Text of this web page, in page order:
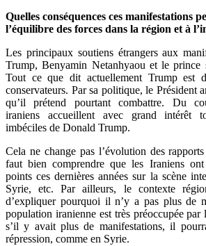
Quelles conséquences ces manifestations
l’équilibre des forces dans la région et à
Les principaux soutiens étrangers aux
Trump, Benyamin Netanhyaou et le prince
Tout ce que dit actuellement Trump est
conservateurs. Par sa politique, le Président
qu’il prétend pourtant combattre. Du
iraniens accueillent avec grand intérêt
imbéciles de Donald Trump.
Cela ne change pas l’évolution des
faut bien comprendre que les Iraniens
points ces dernières années sur la scène
Syrie, etc. Par ailleurs, le contexte
d’expliquer pourquoi il n’y a pas plus de
population iranienne est très préoccupée
s’il y avait plus de manifestations, il
répression, comme en Syrie.